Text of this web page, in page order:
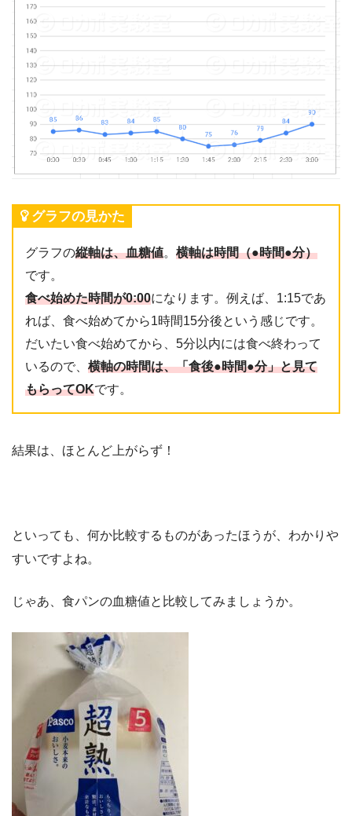
グラフの見かた
グラフの縦軸は、血糖値。 横軸は時間（●時間●分）
です。
食べ始めた時間が0:00になります。例えば、1:15であ
れば、食べ始めてから1時間15分後という感じです。
だいたい食べ始めてから、5分以内には食べ終わって
いるので、 横軸の時間は、「食後●時間●分」と見て
もらってOKです。
結果は、ほとんど上がらず！
といっても、何か比較するものがあったほうが、わかりや
すいですよね。
じゃあ、食パンの血糖値と比較してみましょうか。